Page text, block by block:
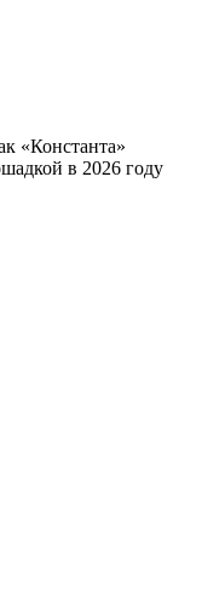
«Константа»
в 2026 году